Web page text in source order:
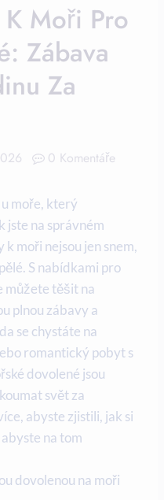
Moři Pro
Zábava
Za
0 Komentáře
moře, který‍
⁢jste na správném
moři nejsou jen snem,
‌S nabídkami pro
můžete těšit na
plnou zábavy a
se chystáte na
romantický pobyt s
dovolené jsou⁢
svět‌ za‍
abyste zjistili, jak si
na tom